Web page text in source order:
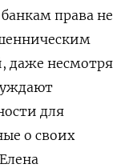
права не
даже несмотря
для
о своих